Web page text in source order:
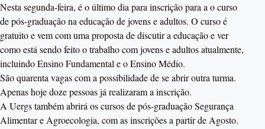
Nesta segunda-feira, é o último dia para inscrição para a o curso
de pós-graduação na educação de jovens e adultos. O curso é
gratuito e vem com uma proposta de discutir a educação e ver
como está sendo feito o trabalho com jovens e adultos atualmente,
incluindo Ensino Fundamental e o Ensino Médio.
São quarenta vagas com a possibilidade de se abrir outra turma.
Apenas hoje doze pessoas já realizaram a inscrição.
A Uergs também abrirá os cursos de pós-graduação Segurança
Alimentar e Agroecologia, com as inscrições a partir de Agosto.